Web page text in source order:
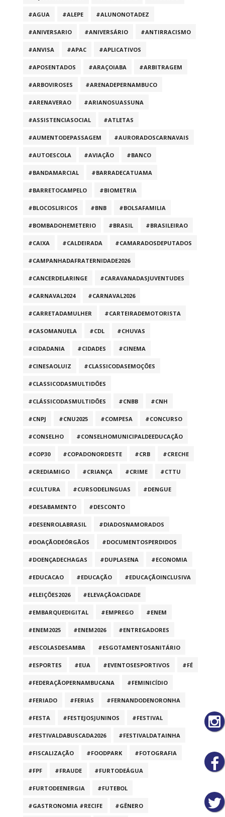
#AGUA #ALEPE #ALUNONOTADEZ
#ANIVERSARIO #ANIVERSÁRIO #ANTIRRACISMO
#ANVISA #APAC #APLICATIVOS
#APOSENTADOS #ARAÇOIABA #ARBITRAGEM
#ARBOVIROSES #ARENADEPERNAMBUCO
#ARENAVERAO #ARIANOSUASSUNA
#ASSISTENCIASOCIAL #ATLETAS
#AUMENTODEPASSAGEM #AURORADOSCARNAVAIS
#AUTOESCOLA #AVIAÇÃO #BANCO
#BANDAMARCIAL #BARRADECATUAMA
#BARRETOCAMPELO #BIOMETRIA
#BLOCOSLIRICOS #BNB #BOLSAFAMILIA
#BOMBADOHEMETERIO #BRASIL #BRASILEIRAO
#CAIXA #CALDEIRADA #CAMARADOSDEPUTADOS
#CAMPANHADAFRATERNIDADE2026
#CANCERDELARINGE #CARAVANADASJUVENTUDES
#CARNAVAL2024 #CARNAVAL2026
#CARRETADAMULHER #CARTEIRADEMOTORISTA
#CASOMANUELA #CDL #CHUVAS
#CIDADANIA #CIDADES #CINEMA
#CINESAOLUIZ #CLASSICODASEMOÇÕES
#CLASSICODASMULTIDÕES
#CLÁSSICODASMULTIDÕES #CNBB #CNH
#CNPJ #CNU2025 #COMPESA #CONCURSO
#CONSELHO #CONSELHOMUNICIPALDEEDUCAÇÃO
#COP30 #COPADONORDESTE #CRB #CRECHE
#CREDIAMIGO #CRIANÇA #CRIME #CTTU
#CULTURA #CURSODELINGUAS #DENGUE
#DESABAMENTO #DESCONTO
#DESENROLABRASIL #DIADOSNAMORADOS
#DOAÇÃODEÓRGÃOS #DOCUMENTOSPERDIDOS
#DOENÇADECHAGAS #DUPLASENA #ECONOMIA
#EDUCACAO #EDUCAÇÃO #EDUCAÇÃOINCLUSIVA
#ELEIÇÕES2026 #ELEVAÇÃOACIDADE
#EMBARQUEDIGITAL #EMPREGO #ENEM
#ENEM2025 #ENEM2026 #ENTREGADORES
#ESCOLASDESAMBA #ESGOTAMENTOSANITÁRIO
#ESPORTES #EUA #EVENTOSESPORTIVOS #FÉ
#FEDERAÇÃOPERNAMBUCANA #FEMINICÍDIO
#FERIADO #FERIAS #FERNANDODENORONHA
#FESTA #FESTEJOSJUNINOS #FESTIVAL
#FESTIVALDABUSCADA2026 #FESTIVALDATAINHA
#FISCALIZAÇÃO #FOODPARK #FOTOGRAFIA
#FPF #FRAUDE #FURTODEÁGUA
#FURTODEENERGIA #FUTEBOL
#GASTRONOMIA #RECIFE #GÊNERO